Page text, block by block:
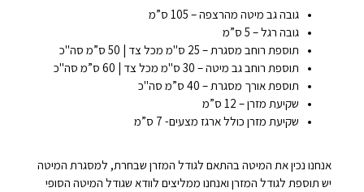
גובה גב מיטה מהרצפה – 105 ס”מ
גובה רגל – 5 ס”מ
תוספת רוחב מסגרת – 25 ס"מ מכל צד | 50 ס”מ סה"כ
תוספת רוחב גב מיטה – 30 ס"מ מכל צד | 60 ס”מ סה"כ
תוספת אורך מסגרת – 40 ס”מ סה"כ
שקיעת מזרן – 12 ס”מ
שקיעת מזרן כולל ארגז מצעים- 7 ס”מ
אנחנו נכין את המיטה בהתאם לגודל המזרן שבחרת, למסגרת המיטה
יש תוספת לגודל המזרן ואנחנו ממליצים לוודא שגודל המיטה הסופי